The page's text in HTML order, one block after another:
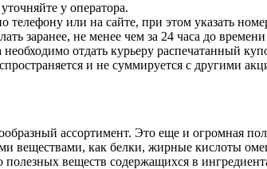
у оператора.
телефону или на сайте, при этом указать
заранее, не менее чем за 24 часа до
отдать курьеру распечатанный
и не суммируется с другими
ассортимент. Это еще и огромная
веществами, как белки, жирные кислоты
полезных веществ содержащихся в